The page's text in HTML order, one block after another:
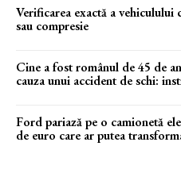
Verificarea exactă a
sau compresie
Cine a fost românul de 45 de
cauza unui accident de schi:
Ford pariază pe o camionetă
de euro care ar putea